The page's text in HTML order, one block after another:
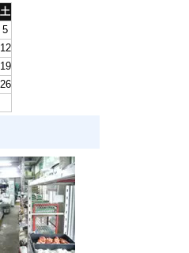
土
5
12
19
26